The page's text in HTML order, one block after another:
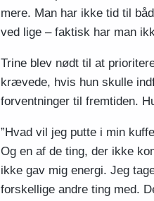
mere. Man har ikke tid til
ved lige – faktisk har man
Trine blev nødt til at
krævede, hvis hun skulle
forventninger til fremtiden.
”Hvad vil jeg putte i min
Og en af de ting, der ikke
ikke gav mig energi. Jeg
forskellige andre ting med.